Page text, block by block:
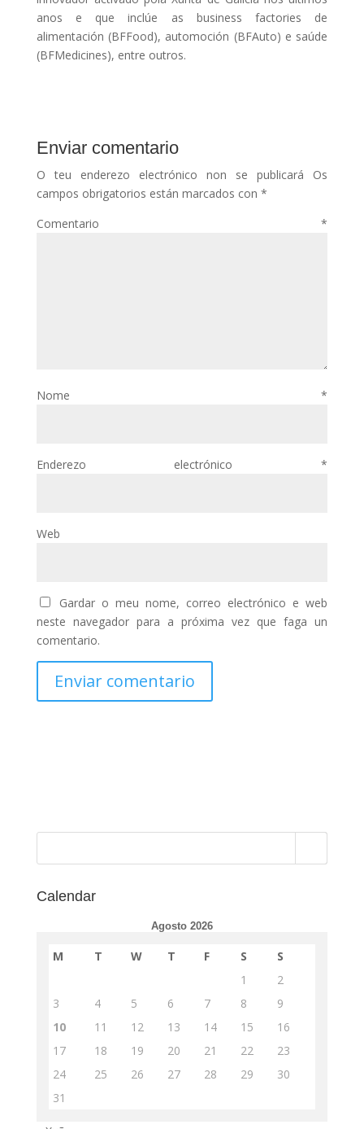
anos e que inclúe as business factories de
alimentación (BFFood), automoción (BFAuto) e saúde
(BFMedicines), entre outros.
Enviar comentario
O teu enderezo electrónico non se publicará
Os
campos obrigatorios están marcados con *
Comentario*
Nome*
Enderezo electrónico*
Web
Gardar o meu nome, correo electrónico e web
neste navegador para a próxima vez que faga un
comentario.
Calendar
Agosto 2026
M T W T F S
S
1
2
3
4 5 6 7 8
9
10
11 12 13 14 15
16
17
18 19 20 21 22
23
24
25 26 27 28 29
30
31